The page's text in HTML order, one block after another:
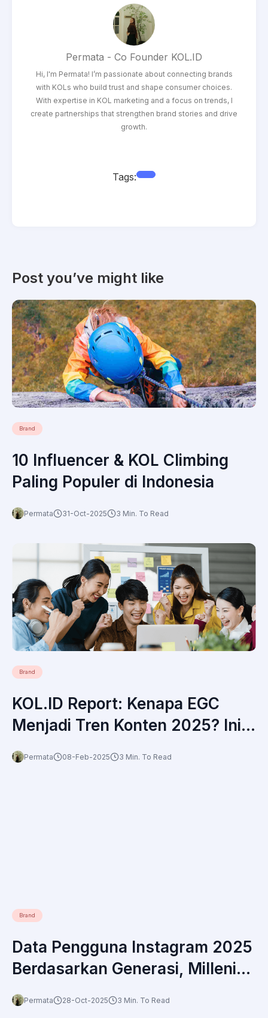
Permata - Co Founder KOL.ID
Hi, I'm Permata! I’m passionate about connecting brands
with KOLs who build trust and shape consumer choices.
With expertise in KOL marketing and a focus on trends, I
create partnerships that strengthen brand stories and drive
growth.
Tags:
Post you’ve might like
Brand
10 Influencer & KOL Climbing
Paling Populer di Indonesia
Permata 31-Oct-2025 3 Min. To Read
Brand
KOL.ID Report: Kenapa EGC
Menjadi Tren Konten 2025? Ini
Fakta Menariknya!
Permata 08-Feb-2025 3 Min. To Read
Brand
Data Pengguna Instagram 2025
Berdasarkan Generasi, Millenial
atau Gen Z yang Paling
Dominan?
Permata 28-Oct-2025 3 Min. To Read